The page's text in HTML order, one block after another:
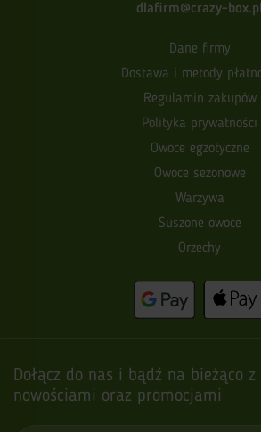
dlafirm@crazy-box.pl
Dane firmy
Dostawa i metody
Regulamin zakupów
Polityka prywatności
Owoce egzotyczne
Owoce sezonowe
Warzywa
Suszone owoce
Orzechy
Dołącz do nas i bądź na bieżąco z
nowościami oraz promocjami